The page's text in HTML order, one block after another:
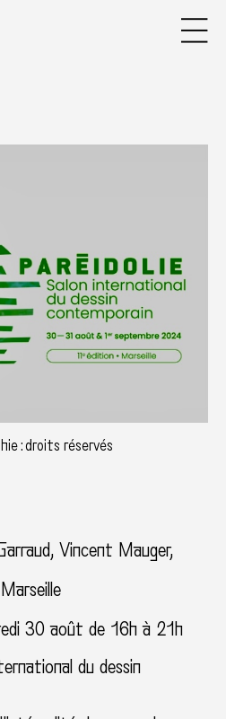
: droits réservés
, Vincent Mauger,
30 août de 16h à 21h
du dessin